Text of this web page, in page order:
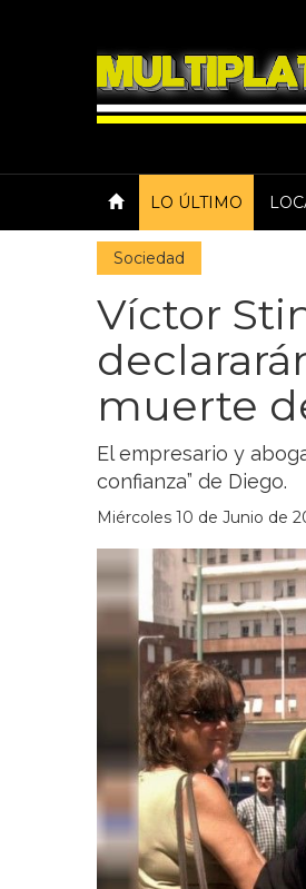
LO ÚLTIMO
Sociedad
Víctor
muerte
El empresario y
confianza” de Diego.
Miércoles 10 de Junio de